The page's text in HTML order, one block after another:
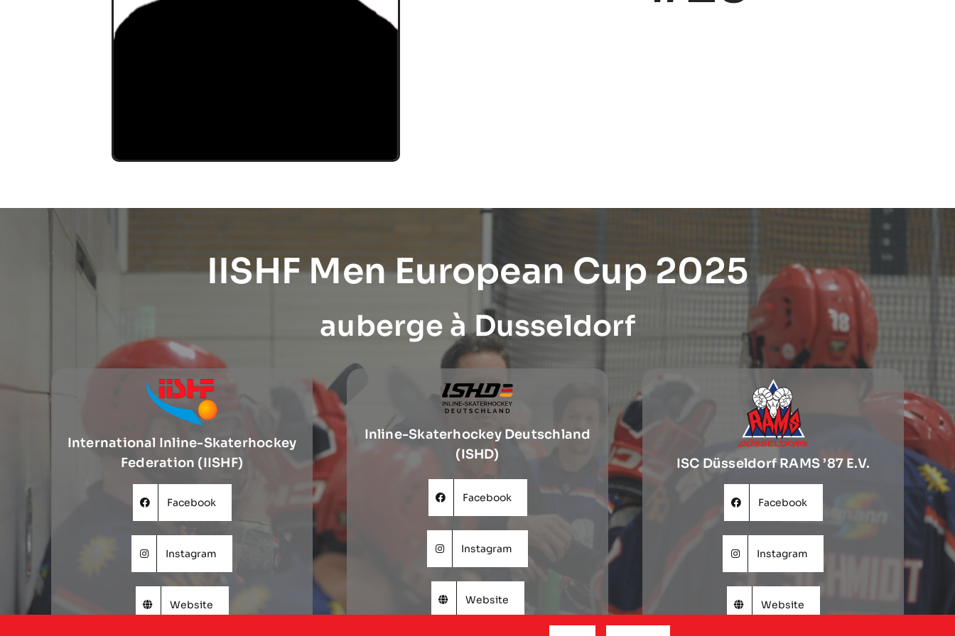
IISHF Men European Cup 2025
auberge à Dusseldorf
International Inline-Skaterhockey
Federation (IISHF)
Facebook
Instagram
Website
Inline-Skaterhockey Deutschland
(ISHD)
Facebook
Instagram
Website
ISC Düsseldorf RAMS ’87 E.V.
Facebook
Instagram
Website